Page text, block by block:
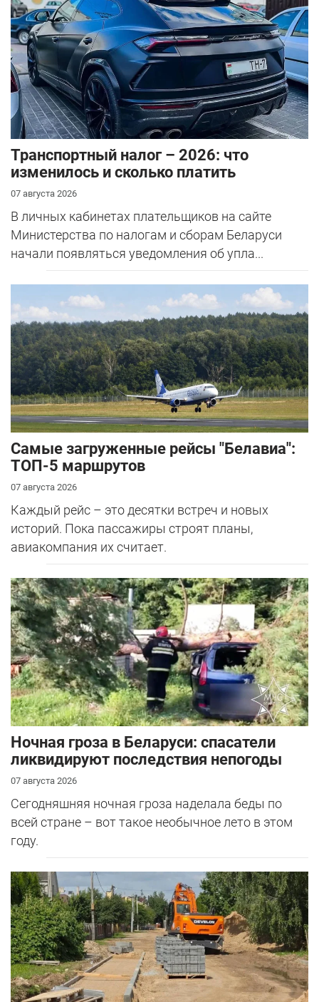
Транспортный налог – 2026: что
изменилось и сколько платить
07 августа 2026
В личных кабинетах плательщиков на сайте
Министерства по налогам и сборам Беларуси
начали появляться уведомления об упла...
Самые загруженные рейсы "Белавиа":
ТОП-5 маршрутов
07 августа 2026
Каждый рейс – это десятки встреч и новых
историй. Пока пассажиры строят планы,
авиакомпания их считает.
Ночная гроза в Беларуси: спасатели
ликвидируют последствия непогоды
07 августа 2026
Сегодняшняя ночная гроза наделала беды по
всей стране – вот такое необычное лето в этом
году.